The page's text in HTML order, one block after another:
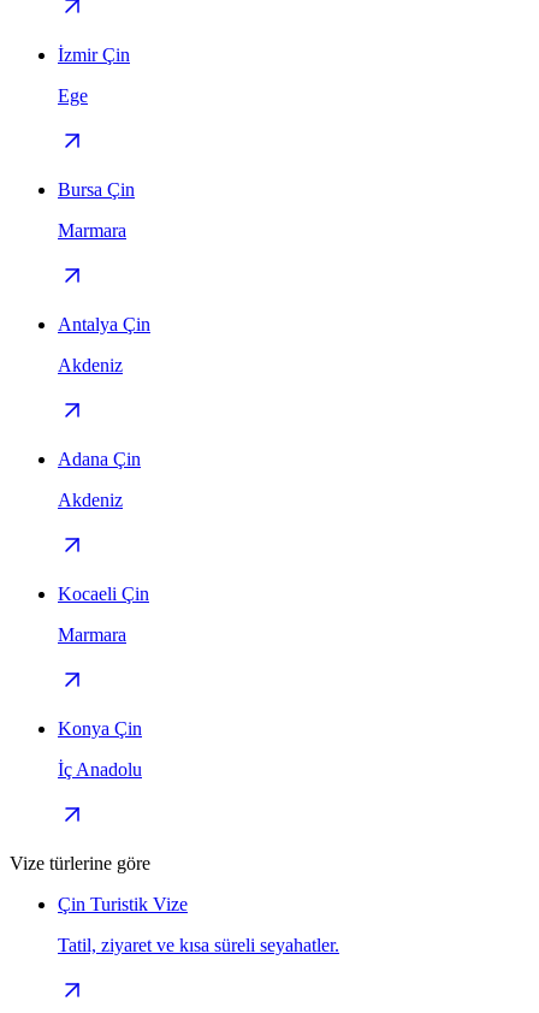
İzmir Çin
Ege
Bursa Çin
Marmara
Antalya Çin
Akdeniz
Adana Çin
Akdeniz
Kocaeli Çin
Marmara
Konya Çin
İç Anadolu
Vize türlerine göre
Çin Turistik Vize
Tatil, ziyaret ve kısa süreli seyahatler.